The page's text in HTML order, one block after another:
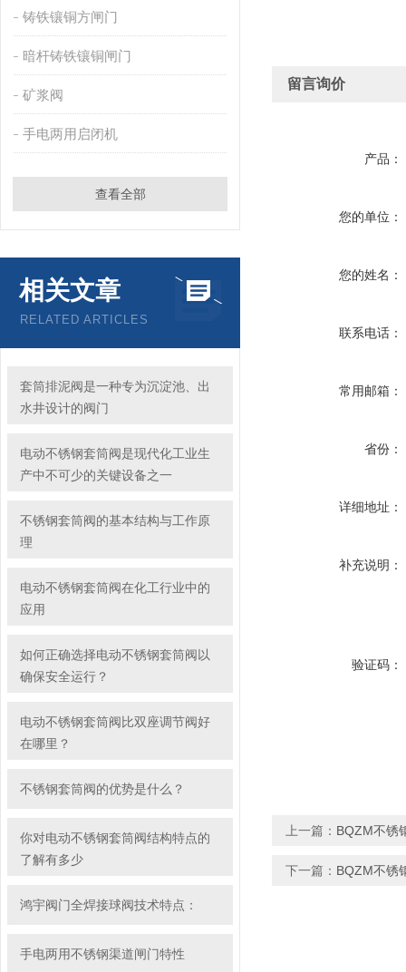
铸铁镶铜方闸门
暗杆铸铁镶铜闸门
矿浆阀
手电两用启闭机
查看全部
相关文章
RELATED ARTICLES
套筒排泥阀是一种专为沉淀池、出
水井设计的阀门
电动不锈钢套筒阀是现代化工业生
产中不可少的关键设备之一
不锈钢套筒阀的基本结构与工作原
理
电动不锈钢套筒阀在化工行业中的
应用
如何正确选择电动不锈钢套筒阀以
确保安全运行？
电动不锈钢套筒阀比双座调节阀好
在哪里？
不锈钢套筒阀的优势是什么？
你对电动不锈钢套筒阀结构特点的
了解有多少
鸿宇阀门全焊接球阀技术特点：
手电两用不锈钢渠道闸门特性
留言询价
产品：
您的单位：
您的姓名：
联系电话：
常用邮箱：
省份：
详细地址：
补充说明：
验证码：
上一篇： BQZM不锈
下一篇： BQZM不锈